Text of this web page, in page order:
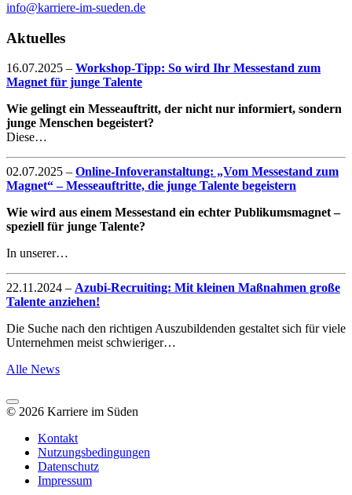
info@karriere-im-sueden.de
Aktuelles
16.07.2025 – Workshop-Tipp: So wird Ihr Messestand zum
Magnet für junge Talente
Wie gelingt ein Messeauftritt, der nicht nur informiert, sondern
junge Menschen begeistert?
Diese…
02.07.2025 – Online-Infoveranstaltung: „Vom Messestand zum
Magnet“ – Messeauftritte, die junge Talente begeistern
Wie wird aus einem Messestand ein echter Publikumsmagnet –
speziell für junge Talente?
In unserer…
22.11.2024 – Azubi-Recruiting: Mit kleinen Maßnahmen große
Talente anziehen!
Die Suche nach den richtigen Auszubildenden gestaltet sich für viele
Unternehmen meist schwieriger…
Alle News
© 2026 Karriere im Süden
Kontakt
Nutzungsbedingungen
Datenschutz
Impressum